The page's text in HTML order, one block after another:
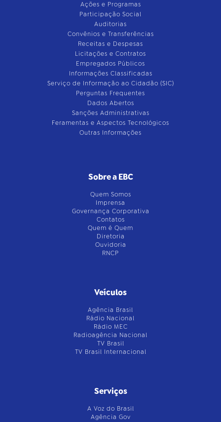
Ações e Programas
Participação Social
Auditorias
Convênios e Transferências
Receitas e Despesas
Licitações e Contratos
Empregados Públicos
Informações Classificadas
Serviço de Informação ao Cidadão (SIC)
Perguntas Frequentes
Dados Abertos
Sanções Administrativas
Feramentas e Aspectos Tecnológicos
Outras Informações
Sobre a EBC
Quem Somos
Imprensa
Governança Corporativa
Contatos
Quem é Quem
Diretoria
Ouvidoria
RNCP
Veículos
Agência Brasil
Rádio Nacional
Rádio MEC
Radioagência Nacional
TV Brasil
TV Brasil Internacional
Serviços
A Voz do Brasil
Agência Gov